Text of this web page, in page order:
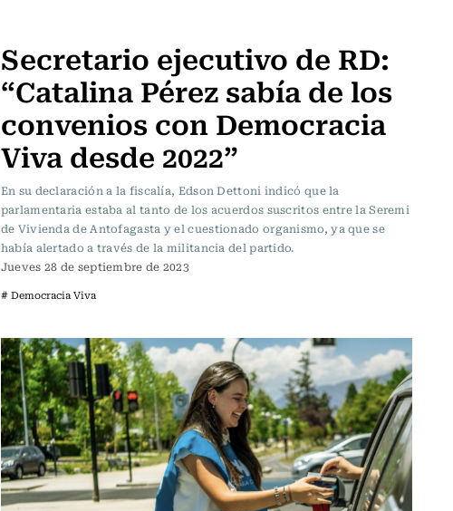
Secretario ejecutivo de RD:
“Catalina Pérez sabía de los
convenios con Democracia
Viva desde 2022”
En su declaración a la fiscalía, Edson Dettoni indicó que la
parlamentaria estaba al tanto de los acuerdos suscritos entre la Seremi
de Vivienda de Antofagasta y el cuestionado organismo, ya que se
había alertado a través de la militancia del partido.
Jueves 28 de septiembre de 2023
# Democracia Viva